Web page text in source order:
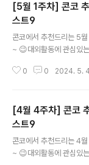
[5월 1주차] 콘코
스트9
콘코에서 추천드리는 5
~ 😉대외활동에 관심있
네이버 블로그 서포터
사업 꿈누리 22기 선발
외교관' 7기 모집✔ [하나
✔ 취업준비 올인원&올
4 청년 로컬콘텐츠 기획
0 0 2024. 5.
[4월 4주차] 콘코
스트9
콘코에서 추천드리는 4
~ 😉대외활동에 관심있